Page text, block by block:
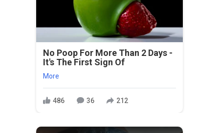
No Poop For More Than 2 Days -
It's The First Sign Of
More
486 36 212